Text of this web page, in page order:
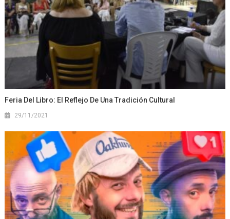
Feria Del Libro: El Reflejo De Una Tradición Cultural
29/11/2021